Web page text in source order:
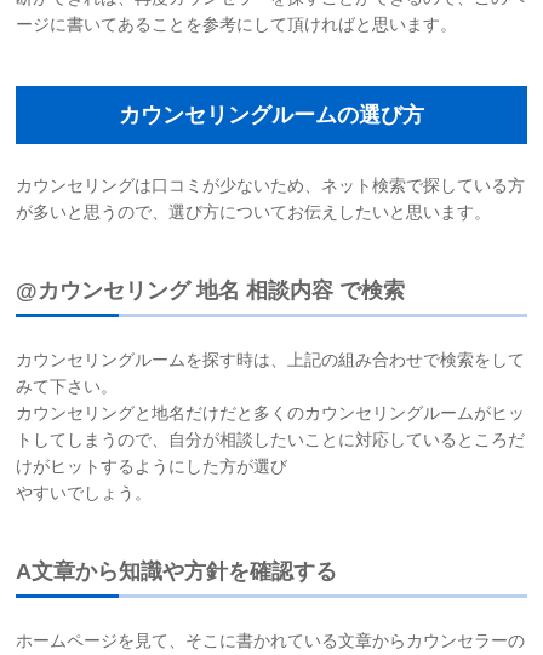
ージに書いてあることを参考にして頂ければと思います。
カウンセリングルームの選び方
カウンセリングは口コミが少ないため、ネット検索で探している方
が多いと思うので、選び方についてお伝えしたいと思います。
@カウンセリング 地名 相談内容 で検索
カウンセリングルームを探す時は、上記の組み合わせで検索をして
みて下さい。
カウンセリングと地名だけだと多くのカウンセリングルームがヒッ
トしてしまうので、自分が相談したいことに対応しているところだ
けがヒットするようにした方が選び
やすいでしょう。
A文章から知識や方針を確認する
ホームページを見て、そこに書かれている文章からカウンセラーの